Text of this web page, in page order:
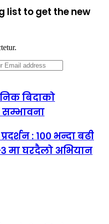
list to get the new
बिदाको
सम्भावना
: १०० भन्दा बढी
मा घरदैलो अभियान